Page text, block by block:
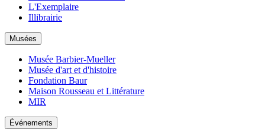
L'Exemplaire
Illibrairie
Musées
Musée Barbier-Mueller
Musée d'art et d'histoire
Fondation Baur
Maison Rousseau et Littérature
MIR
Événements